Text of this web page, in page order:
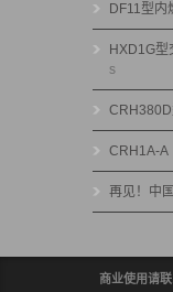
DF11型内
HXD1G型
s
CRH380D
CRH1A-A
再见！中
商业使用请